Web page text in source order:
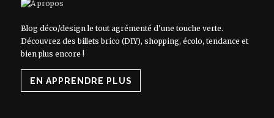
Blog déco/design le tout agrémenté d'une touche verte.
Découvrez des billets brico (DIY), shopping, écolo, tendance et
bien plus encore !
EN APPRENDRE PLUS